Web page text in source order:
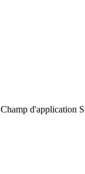
Champ d'application